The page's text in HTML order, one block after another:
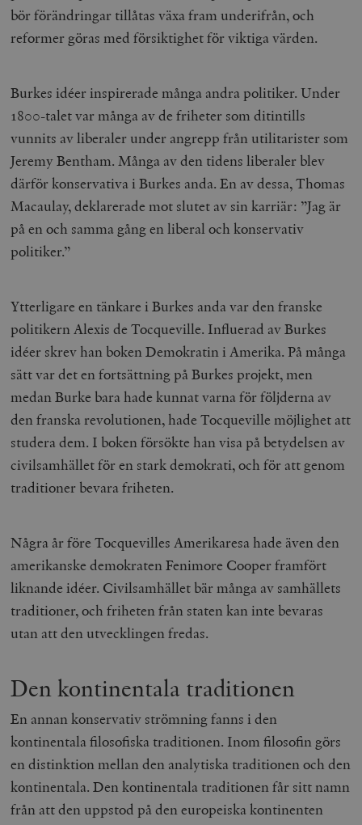
bör förändringar tillåtas växa fram underifrån, och
reformer göras med försiktighet för viktiga värden.
Burkes idéer inspirerade många andra politiker. Under
1800-talet var många av de friheter som ditintills
vunnits av liberaler under angrepp från utilitarister som
Jeremy Bentham. Många av den tidens liberaler blev
därför konservativa i Burkes anda. En av dessa, Thomas
Macaulay, deklarerade mot slutet av sin karriär: ”Jag är
på en och samma gång en liberal och konservativ
politiker.”
Ytterligare en tänkare i Burkes anda var den franske
politikern Alexis de Tocqueville. Influerad av Burkes
idéer skrev han bokenDemokratin i Amerika. På många
sätt var det en fortsättning på Burkes projekt, men
medan Burke bara hade kunnat varna för följderna av
den franska revolutionen, hade Tocqueville möjlighet att
studera dem. I boken försökte han visa på betydelsen av
civilsamhället för en stark demokrati, och för att genom
traditioner bevara friheten.
Några år före Tocquevilles Amerikaresa hade även den
amerikanske demokraten Fenimore Cooper framfört
liknande idéer. Civilsamhället bär många av samhällets
traditioner, och friheten från staten kan inte bevaras
utan att den utvecklingen fredas.
Den kontinentala traditionen
En annan konservativ strömning fanns i den
kontinentala filosofiska traditionen. Inom filosofin görs
en distinktion mellan den analytiska traditionen och den
kontinentala. Den kontinentala traditionen får sitt namn
från att den uppstod på den europeiska kontinenten